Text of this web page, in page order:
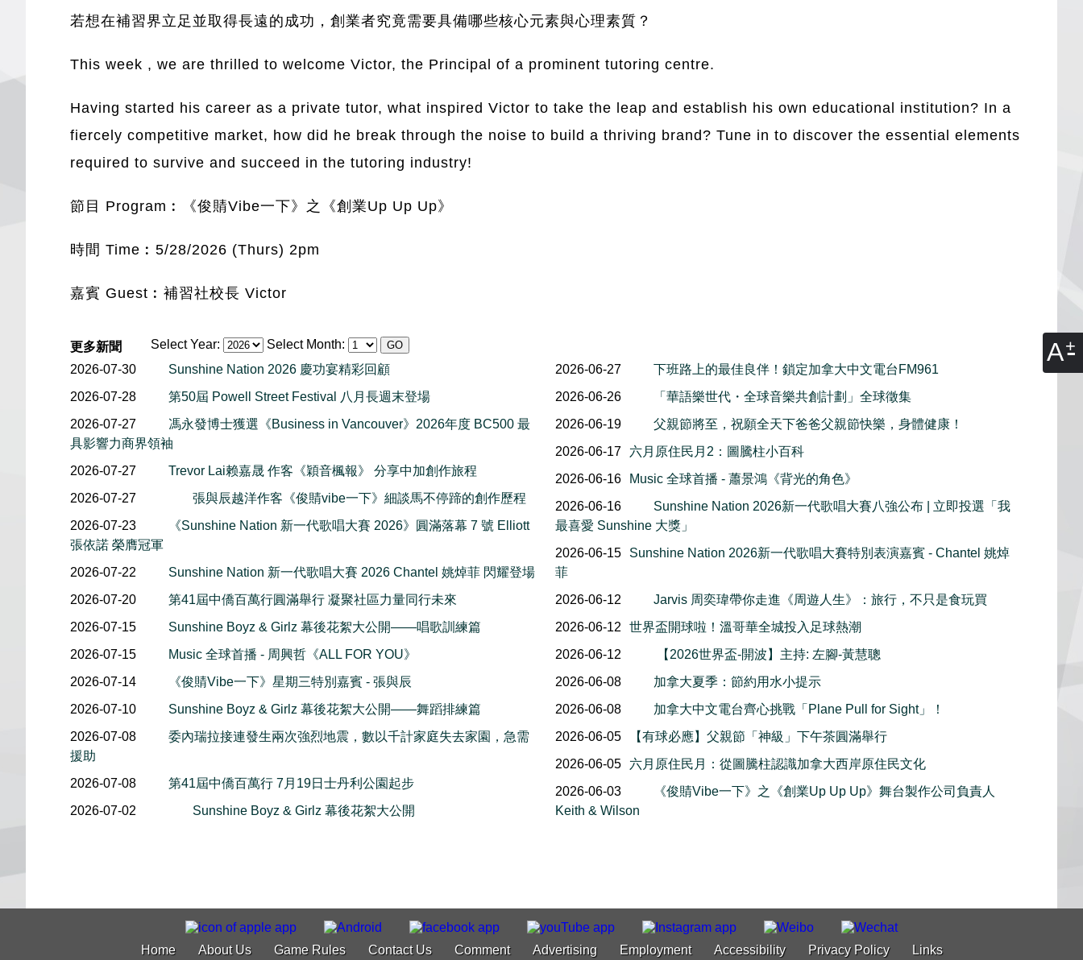
A
若想在補習界立足並取得長遠的成功，創業者究竟需要具備哪些核心元素與心理素質？
This week , we are thrilled to welcome Victor, the Principal of a prominent tutoring centre.
Having started his career as a private tutor, what inspired Victor to take the leap and establish his own educational institution? In a
fiercely competitive market, how did he break through the noise to build a thriving brand? Tune in to discover the essential elements
required to survive and succeed in the tutoring industry!
節目 Program︰《俊䝼Vibe一下》之《創業Up Up Up》
時間 Time︰5/28/2026 (Thurs) 2pm
嘉賓 Guest︰補習社校長 Victor
Select Year: Select Month:
更多新聞
2026-07-30
Sunshine Nation 2026 慶功宴精彩回顧
2026-07-28
第50屆 Powell Street Festival 八月長週末登場
2026-07-27
馮永發博士獲選《Business in Vancouver》2026年度 BC500 最
具影響力商界領袖
2026-07-27
Trevor Lai赖嘉晟 作客《穎音楓報》 分享中加創作旅程
2026-07-27
張與辰越洋作客《俊䝼vibe一下》細談馬不停蹄的創作歷程
2026-07-23
《Sunshine Nation 新一代歌唱大賽 2026》圓滿落幕 7 號 Elliott
張依諾 榮膺冠軍
2026-07-22
Sunshine Nation 新一代歌唱大賽 2026 Chantel 姚焯菲 閃耀登場
2026-07-20
第41屆中僑百萬行圓滿舉行 凝聚社區力量同行未來
2026-07-15
Sunshine Boyz & Girlz 幕後花絮大公開——唱歌訓練篇
2026-07-15
Music 全球首播 - 周興哲《ALL FOR YOU》
2026-07-14
《俊䝼Vibe一下》星期三特別嘉賓 - 張與辰
2026-07-10
Sunshine Boyz & Girlz 幕後花絮大公開——舞蹈排練篇
2026-07-08
委內瑞拉接連發生兩次強烈地震，數以千計家庭失去家園，急需
援助
2026-07-08
第41屆中僑百萬行 7月19日士丹利公園起步
2026-07-02
Sunshine Boyz & Girlz 幕後花絮大公開
2026-06-27
下班路上的最佳良伴！鎖定加拿大中文電台FM961
2026-06-26
「華語樂世代・全球音樂共創計劃」全球徵集
2026-06-19
父親節將至，祝願全天下爸爸父親節快樂，身體健康！
2026-06-17
六月原住民月2：圖騰柱小百科
2026-06-16
Music 全球首播 - 蕭景鴻《背光的角色》
2026-06-16
Sunshine Nation 2026新一代歌唱大賽八強公布 | 立即投選「我
最喜愛 Sunshine 大獎」
2026-06-15
Sunshine Nation 2026新一代歌唱大賽特別表演嘉賓 - Chantel 姚焯
菲
2026-06-12
Jarvis 周奕瑋帶你走進《周遊人生》：旅行，不只是食玩買
2026-06-12
世界盃開球啦！溫哥華全城投入足球熱潮
2026-06-12
【2026世界盃-開波】主持: 左腳-黃慧聰
2026-06-08
加拿大夏季：節約用水小提示
2026-06-08
加拿大中文電台齊心挑戰「Plane Pull for Sight」！
2026-06-05
【有球必應】父親節「神級」下午茶圓滿舉行
2026-06-05
六月原住民月：從圖騰柱認識加拿大西岸原住民文化
2026-06-03
《俊䝼Vibe一下》之《創業Up Up Up》舞台製作公司負責人
Keith & Wilson
Home About Us Game Rules Contact Us Comment Advertising Employment Accessibility Privacy Policy Links